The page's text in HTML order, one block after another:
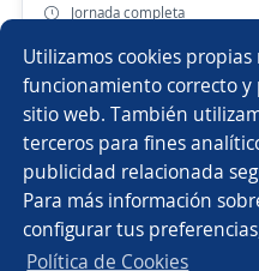
Utilizamos cookies
funcionamiento correcto y
sitio web. También
terceros para fines
publicidad relacionada
Para más información
configurar tus
Política de Cookies
Jornada completa
Hace 3 días
Copyright 2014